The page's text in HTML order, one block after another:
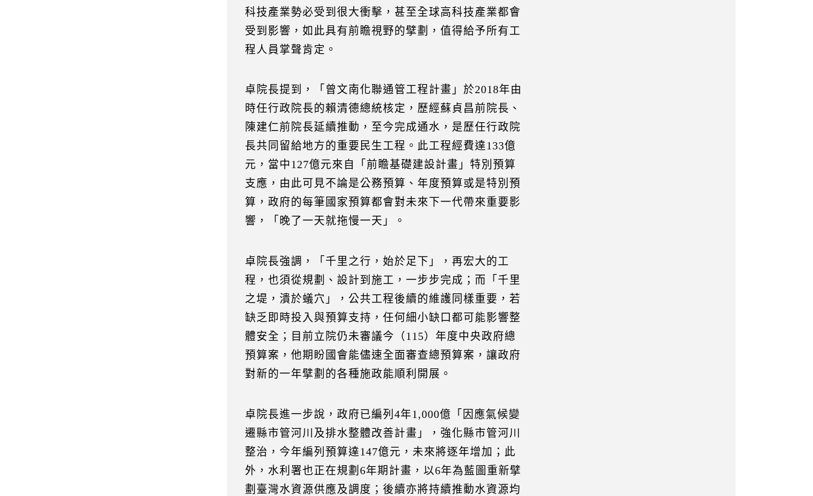
科技產業勢必受到很大衝擊，甚至全球高科技產業都會
受到影響，如此具有前瞻視野的擘劃，值得給予所有工
程人員掌聲肯定。
卓院長提到，「曾文南化聯通管工程計畫」於2018年由
時任行政院長的賴清德總統核定，歷經蘇貞昌前院長、
陳建仁前院長延續推動，至今完成通水，是歷任行政院
長共同留給地方的重要民生工程。此工程經費達133億
元，當中127億元來自「前瞻基礎建設計畫」特別預算
支應，由此可見不論是公務預算、年度預算或是特別預
算，政府的每筆國家預算都會對未來下一代帶來重要影
響，「晚了一天就拖慢一天」。
卓院長強調，「千里之行，始於足下」，再宏大的工
程，也須從規劃、設計到施工，一步步完成；而「千里
之堤，潰於蟻穴」，公共工程後續的維護同樣重要，若
缺乏即時投入與預算支持，任何細小缺口都可能影響整
體安全；目前立院仍未審議今（115）年度中央政府總
預算案，他期盼國會能儘速全面審查總預算案，讓政府
對新的一年擘劃的各種施政能順利開展。
卓院長進一步說，政府已編列4年1,000億「因應氣候變
遷縣市管河川及排水整體改善計畫」，強化縣市管河川
整治，今年編列預算達147億元，未來將逐年增加；此
外，水利署也正在規劃6年期計畫，以6年為藍圖重新擘
劃臺灣水資源供應及調度；後續亦將持續推動水資源均